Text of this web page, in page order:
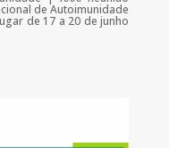
de Autoimunidade
de 17 a 20 de junho